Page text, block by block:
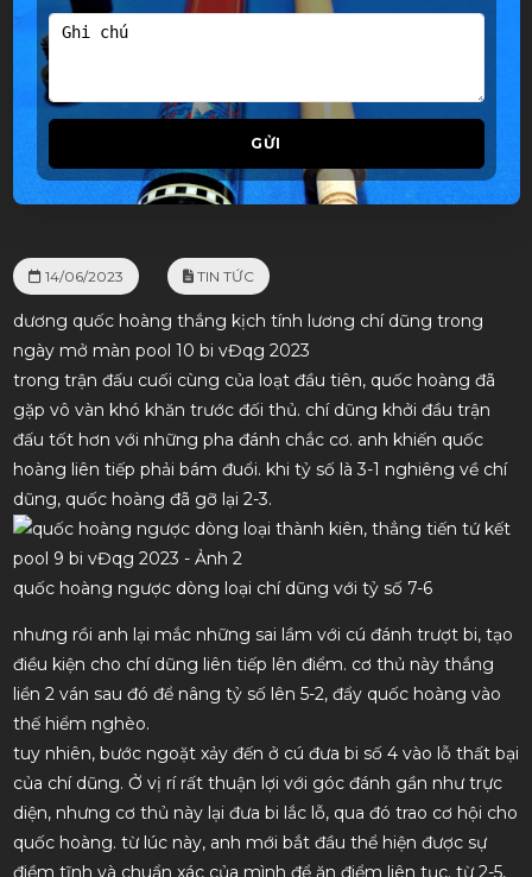
GỬI
14/06/2023 TIN TỨC
dương quốc hoàng thắng kịch tính lương chí dũng trong
ngày mở màn pool 10 bi vĐqg 2023
trong trận đấu cuối cùng của loạt đầu tiên, quốc hoàng đã
gặp vô vàn khó khăn trước đối thủ. chí dũng khởi đầu trận
đấu tốt hơn với những pha đánh chắc cơ. anh khiến quốc
hoàng liên tiếp phải bám đuổi. khi tỷ số là 3-1 nghiêng về chí
dũng, quốc hoàng đã gỡ lại 2-3.
quốc hoàng ngược dòng loại chí dũng với tỷ số 7-6
nhưng rồi anh lại mắc những sai lầm với cú đánh trượt bi, tạo
điều kiện cho chí dũng liên tiếp lên điểm. cơ thủ này thắng
liền 2 ván sau đó để nâng tỷ số lên 5-2, đẩy quốc hoàng vào
thế hiểm nghèo.
tuy nhiên, bước ngoặt xảy đến ở cú đưa bi số 4 vào lỗ thất bại
của chí dũng. Ở vị rí rất thuận lợi với góc đánh gần như trực
diện, nhưng cơ thủ này lại đưa bi lắc lỗ, qua đó trao cơ hội cho
quốc hoàng. từ lúc này, anh mới bắt đầu thể hiện được sự
điềm tĩnh và chuẩn xác của mình để ăn điểm liên tục. từ 2-5,